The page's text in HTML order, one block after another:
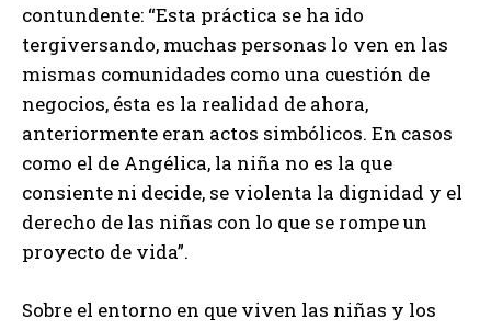
contundente: “Esta práctica se ha ido
tergiversando, muchas personas lo ven en las
mismas comunidades como una cuestión de
negocios, ésta es la realidad de ahora,
anteriormente eran actos simbólicos. En casos
como el de Angélica, la niña no es la que
consiente ni decide, se violenta la dignidad y el
derecho de las niñas con lo que se rompe un
proyecto de vida”.
Sobre el entorno en que viven las niñas y los